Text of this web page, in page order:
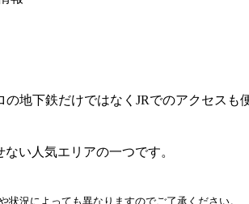
地下鉄だけではなくJRでのアクセスも
い人気エリアの一つです。
況によっても異なりますのでご了承ください。